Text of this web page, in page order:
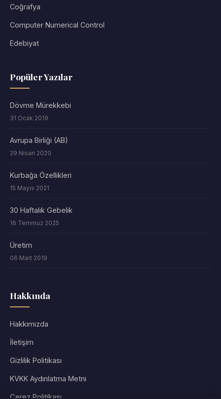
Coğrafya
Computer Numerical Control
Edebiyat
Popüler Yazılar
Dövme Mürekkebi
31 Ocak 2019
Avrupa Birliği (AB)
29 Nisan 2020
Kurbağa Özellikleri
15 Mayıs 2021
30 Haftalık Gebelik
16 Temmuz 2025
Üretim
06 Mart 2019
Hakkında
Hakkımızda
İletişim
Gizlilik Politikası
KVKK Aydınlatma Metni
Çerez Politikası